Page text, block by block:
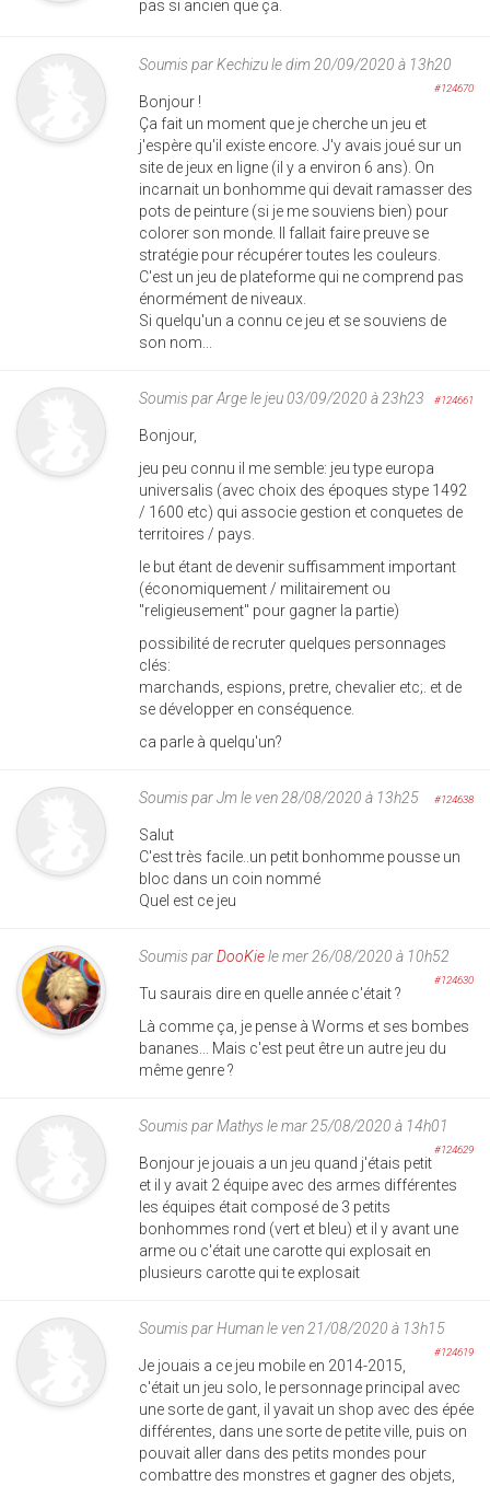
pas si ancien que ça.
Soumis parKechizule dim 20/09/2020 à 13h20
#124670
Bonjour !
Ça fait un moment que je cherche un jeu et
j'espère qu'il existe encore. J'y avais joué sur un
site de jeux en ligne (il y a environ 6 ans). On
incarnait un bonhomme qui devait ramasser des
pots de peinture (si je me souviens bien) pour
colorer son monde. Il fallait faire preuve se
stratégie pour récupérer toutes les couleurs.
C'est un jeu de plateforme qui ne comprend pas
énormément de niveaux.
Si quelqu'un a connu ce jeu et se souviens de
son nom...
Soumis parArgele jeu 03/09/2020 à 23h23 #124661
Bonjour,
jeu peu connu il me semble: jeu type europa
universalis (avec choix des époques stype 1492
/ 1600 etc) qui associe gestion et conquetes de
territoires / pays.
le but étant de devenir suffisamment important
(économiquement / militairement ou
"religieusement" pour gagner la partie)
possibilité de recruter quelques personnages
clés:
marchands, espions, pretre, chevalier etc;. et de
se développer en conséquence.
ca parle à quelqu'un?
Soumis parJmle ven 28/08/2020 à 13h25 #124638
Salut
C'est très facile..un petit bonhomme pousse un
bloc dans un coin nommé
Quel est ce jeu
Soumis parDooKiele mer 26/08/2020 à 10h52
#124630
Tu saurais dire en quelle année c'était ?
Là comme ça, je pense à Worms et ses bombes
bananes... Mais c'est peut être un autre jeu du
même genre ?
Soumis parMathysle mar 25/08/2020 à 14h01
#124629
Bonjour je jouais a un jeu quand j'étais petit
et il y avait 2 équipe avec des armes différentes
les équipes était composé de 3 petits
bonhommes rond (vert et bleu) et il y avant une
arme ou c'était une carotte qui explosait en
plusieurs carotte qui te explosait
Soumis parHumanle ven 21/08/2020 à 13h15
#124619
Je jouais a ce jeu mobile en 2014-2015,
c'était un jeu solo, le personnage principal avec
une sorte de gant, il yavait un shop avec des épée
différentes, dans une sorte de petite ville, puis on
pouvait aller dans des petits mondes pour
combattre des monstres et gagner des objets,